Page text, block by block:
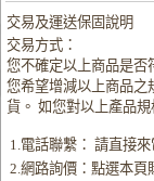
交易及運送保固說明
交易方式：
您不確定以上商品是否
您希望增減以上商品之
貨。 如您對以上產品
1.電話聯繫： 請直接
2.網路詢價：點選本頁